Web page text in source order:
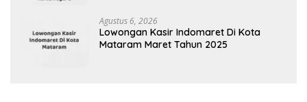
Agustus 6, 2026
Lowongan Kasir Indomaret Di Kota
Mataram Maret Tahun 2025